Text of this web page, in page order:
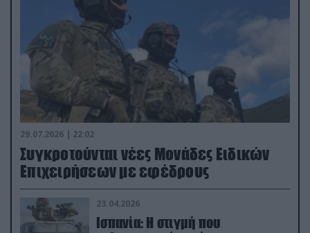
29.07.2026 | 22:02
Συγκροτούνται νέες Μονάδες Ειδικών
Επιχειρήσεων με εφέδρους
23.04.2026
Ισπανία: Η στιγμή που